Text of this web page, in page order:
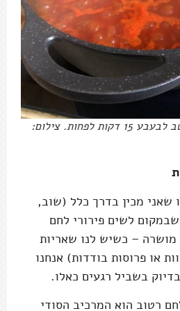
מוסיפים מים ונותנים לרוטב לבעבע 15 דקות לפחות. צילום:
שאני מכין בדרך כלל (שוב,
לשים פירורי לחם
– כשיש לנו שאריות
או פרוסות בודדות) אנחנו
בשביל רגעים כאלו.
רטוב הוא המרכיב הסודי